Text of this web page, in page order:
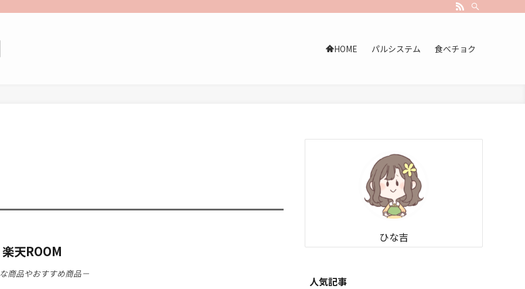
HOME パルシステム 食べチョク
楽天ROOM
商品やおすすめ商品－
ひな吉
人気記事